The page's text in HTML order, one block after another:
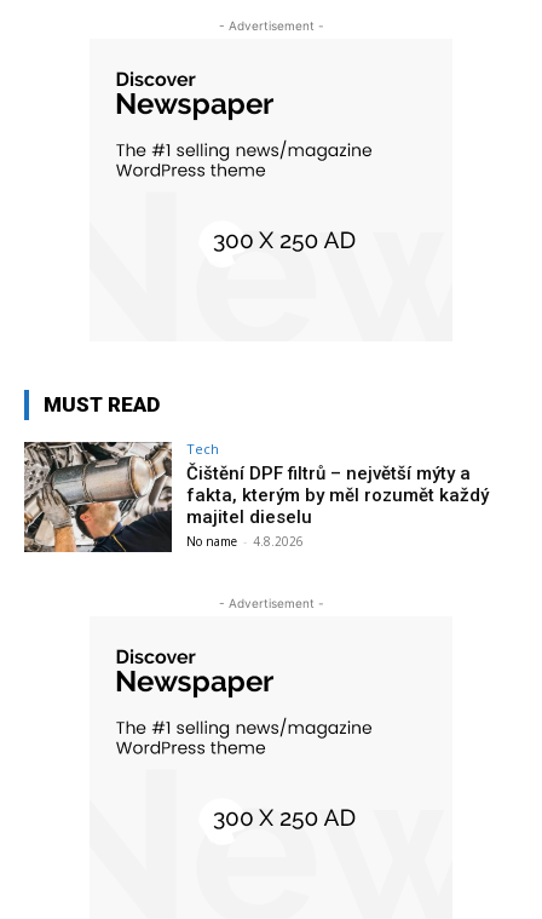
- Advertisement -
MUST READ
Tech
Čištění DPF filtrů – největší mýty a
fakta, kterým by měl rozumět každý
majitel dieselu
No name - 4.8.2026
- Advertisement -